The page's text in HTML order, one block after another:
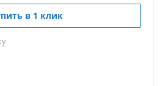
в пищевой промышленности.
сертификаты.
в 1 клик